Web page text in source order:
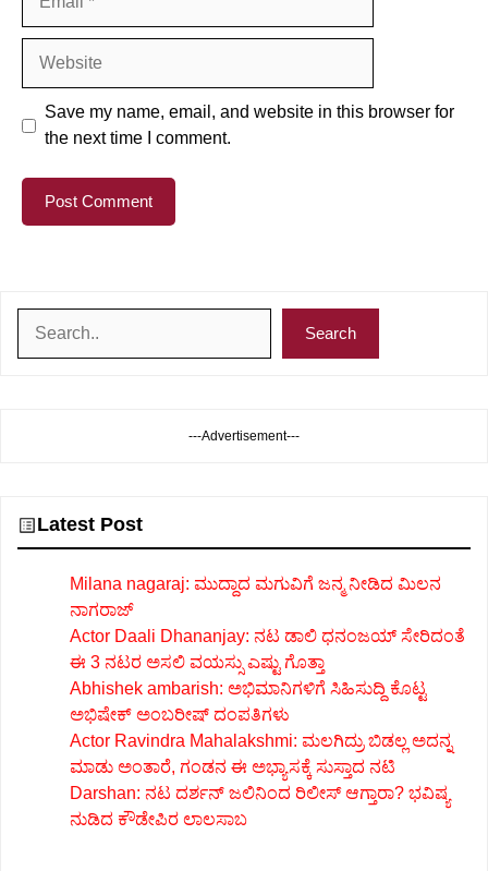
Save my name, email, and website in this browser for
the next time I comment.
Search
---Advertisement---
Latest Post
Milana nagaraj: ಮುದ್ದಾದ ಮಗುವಿಗೆ ಜನ್ಮ ನೀಡಿದ ಮಿಲನ
ನಾಗರಾಜ್
Actor Daali Dhananjay: ನಟ ಡಾಲಿ ಧನಂಜಯ್ ಸೇರಿದಂತೆ
ಈ 3 ನಟರ ಅಸಲಿ ವಯಸ್ಸು ಎಷ್ಟು ಗೊತ್ತಾ
Abhishek ambarish: ಅಭಿಮಾನಿಗಳಿಗೆ ಸಿಹಿಸುದ್ದಿ ಕೊಟ್ಟ
ಅಭಿಷೇಕ್ ಅಂಬರೀಷ್ ದಂಪತಿಗಳು
Actor Ravindra Mahalakshmi: ಮಲಗಿದ್ರು ಬಿಡಲ್ಲ ಅದನ್ನ
ಮಾಡು ಅಂತಾರೆ, ಗಂಡನ ಈ ಅಭ್ಯಾಸಕ್ಕೆ ಸುಸ್ತಾದ ನಟಿ
Darshan: ನಟ ದರ್ಶನ್ ಜಲಿನಿಂದ ರಿಲೀಸ್ ಆಗ್ತಾರಾ? ಭವಿಷ್ಯ
ನುಡಿದ ಕೌಡೇಪಿರ ಲಾಲಸಾಬ